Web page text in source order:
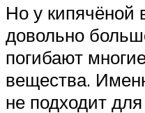
Но у кипячёной
довольно
погибают
вещества.
не подходит